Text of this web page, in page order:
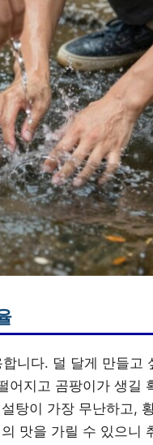
니다. 덜 달게 만들고
어지고 곰팡이가 생길
탕이 가장 무난하고,
맛을 가릴 수 있으니